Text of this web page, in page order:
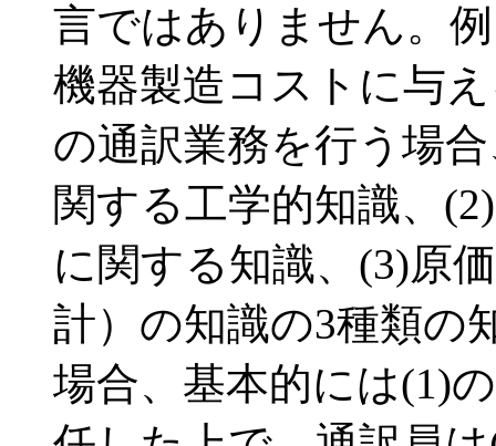
言ではありません。
機器製造コストに与
の通訳業務を行う場
関する工学的知識、
に関する知識、(3)原
計）の知識の3種類の
場合、基本的には(1)